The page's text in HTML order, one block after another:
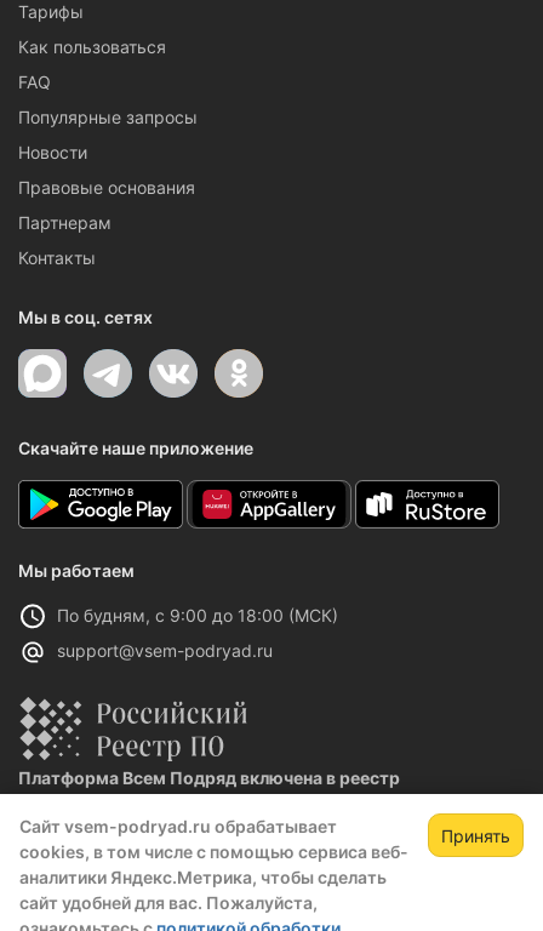
Сайт vsem-podryad.ru обрабатывает
cookies, в том числе с помощью сервиса веб-
аналитики Яндекс.Метрика, чтобы сделать
сайт удобней для вас. Пожалуйста,
Принять
Тарифы
Как пользоваться
FAQ
Популярные запросы
Новости
Правовые основания
Партнерам
Контакты
Мы в соц. сетях
Скачайте наше приложение
Мы работаем
По будням, с 9:00 до 18:00 (МСК)
support@vsem-podryad.ru
Платформа Всем Подряд включена в реестр
Реестровая запись №32021 от 06.02.2026
Политика конфиденциальности